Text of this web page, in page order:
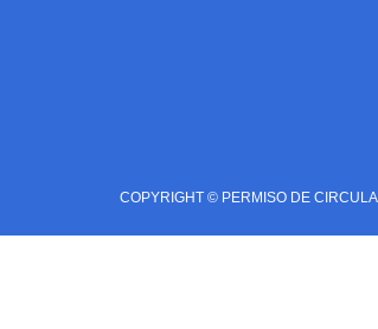
COPYRIGHT © PERMISO DE